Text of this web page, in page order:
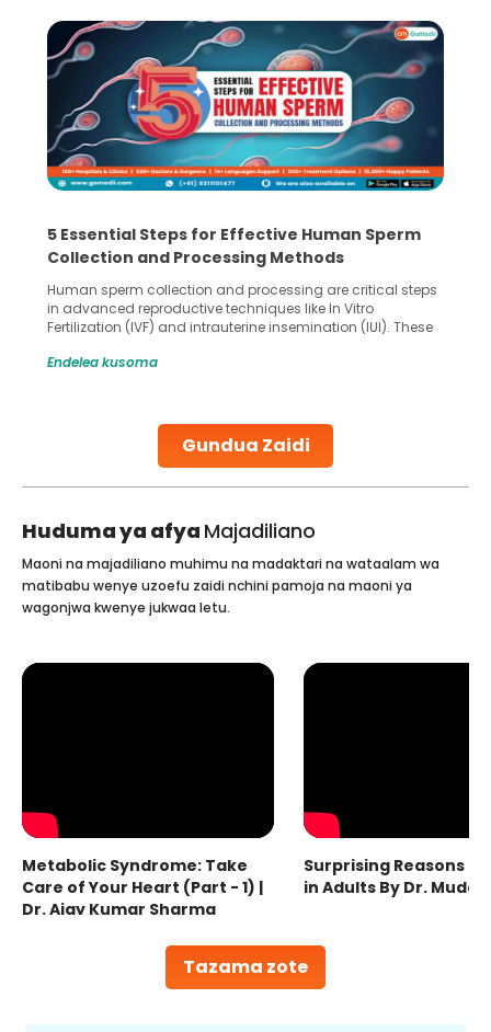
Gundua Zaidi
5 Essential Steps for Effective Human Sperm
Collection and Processing Methods
Human sperm collection and processing are critical steps
in advanced reproductive techniques like In Vitro
Fertilization (IVF) and intrauterine insemination (IUI). These
challenges and help couples achieve their dream of
collected, they process the
Endelea kusoma
Huduma ya afya Majadiliano
Tazama zote
Maoni na majadiliano muhimu na madaktari na wataalam wa
matibabu wenye uzoefu zaidi nchini pamoja na maoni ya
wagonjwa kwenye jukwaa letu.
Metabolic Syndrome: Take
Care of Your Heart (Part - 1) |
Dr. Ajay Kumar Sharma
Surprising Reasons
in Adults By Dr.